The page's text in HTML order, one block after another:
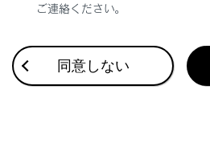
このページは役に立ちましたか？
ご連絡ください。
同意しない